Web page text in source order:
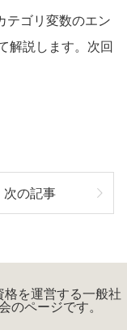
テゴリ変数のエン
解説します。次回
次の記事
を運営する一般社
のページです。